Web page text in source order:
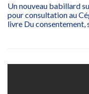
Un nouveau babillard
pour consultation au
livre Du consentement,